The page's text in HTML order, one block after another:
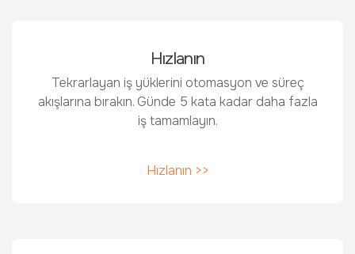
Hızlanın
Tekrarlayan iş yüklerini otomasyon ve süreç
akışlarına bırakın. Günde 5 kata kadar daha fazla
iş tamamlayın.
Hızlanın >>